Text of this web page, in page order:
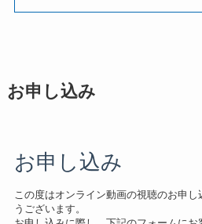
お申し込み